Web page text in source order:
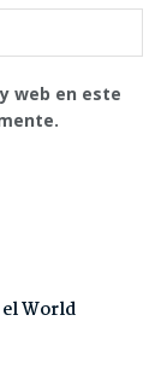
web en este
World